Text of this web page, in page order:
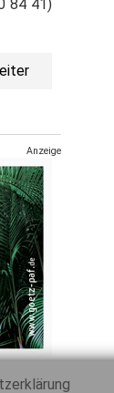
84 41)
Anzeige